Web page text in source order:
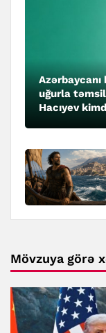
uğurla
Hacıyev
Mövzuya görə